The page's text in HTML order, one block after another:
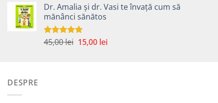
a
fost:
45,00 lei.
este:
Dr. Amalia și dr. Vasi te învață cum să
mănânci sănătos
Evaluat la
45,00lei Prețul
15,00 leiPrețul
DESPRE